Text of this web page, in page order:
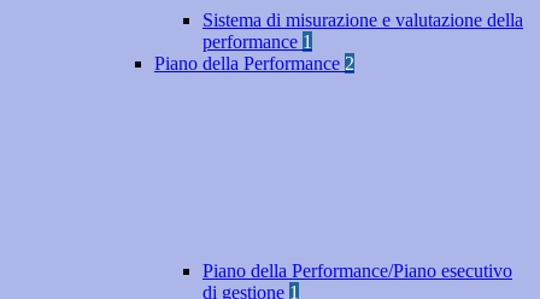
Sistema di misurazione e valutazione della
performance 1
Piano della Performance 2
Piano della Performance/Piano esecutivo
di gestione 1